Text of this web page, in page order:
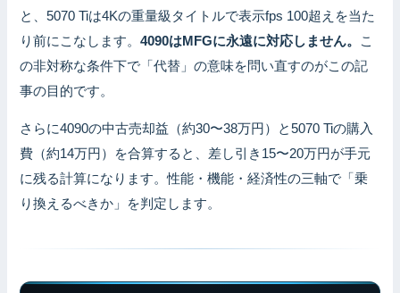
と、5070 Tiは4Kの重量級タイトルで表示fps 100超えを当た
り前にこなします。4090はMFGに永遠に対応しません。 こ
の非対称な条件下で「代替」の意味を問い直すのがこの記
事の目的です。
さらに4090の中古売却益（約30〜38万円）と5070 Tiの購入
費（約14万円）を合算すると、差し引き15〜20万円が手元
に残る計算になります。性能・機能・経済性の三軸で「乗
り換えるべきか」を判定します。